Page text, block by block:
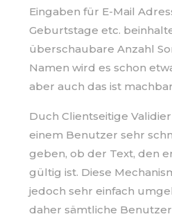
Eingaben für E-Mail
Geburtstage etc.
überschaubare Anzahl
Namen wird es schon
aber auch das ist
Duch Clientseitige
einem Benutzer sehr
geben, ob der Text, den
gültig ist. Diese
jedoch sehr einfach
daher sämtliche